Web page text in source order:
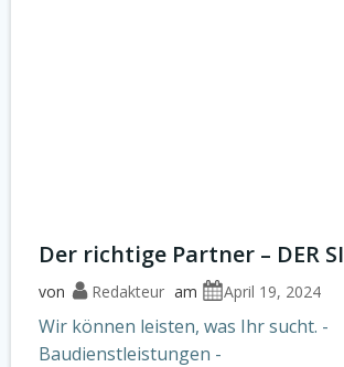
Der richtige Partner – DER
von Redakteur am April 19, 2024
Wir können leisten, was Ihr sucht. -
Baudienstleistungen -